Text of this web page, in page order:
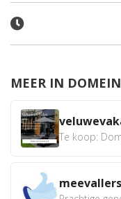
MEER IN